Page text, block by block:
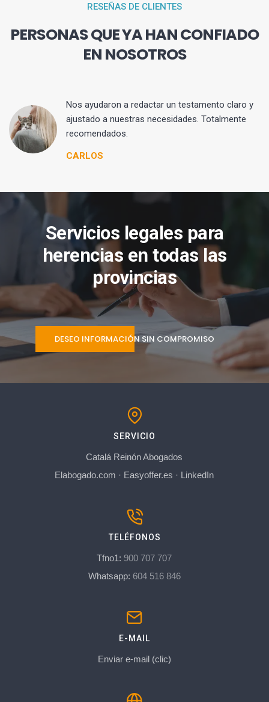
RESEÑAS DE CLIENTES
PERSONAS QUE YA HAN CONFIADO
EN NOSOTROS
Nos ayudaron a redactar un testamento claro y
ajustado a nuestras necesidades. Totalmente
recomendados.
CARLOS
Servicios legales para
herencias en todas las
provincias
DESEO INFORMACIÓN SIN COMPROMISO
SERVICIO
Catalá Reinón Abogados
Elabogado.com · Easyoffer.es · LinkedIn
TELÉFONOS
Tfno1: 900 707 707
Whatsapp: 604 516 846
E-MAIL
Enviar e-mail (clic)